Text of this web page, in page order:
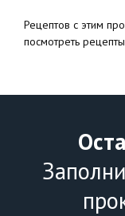
Рецептов с этим
посмотреть